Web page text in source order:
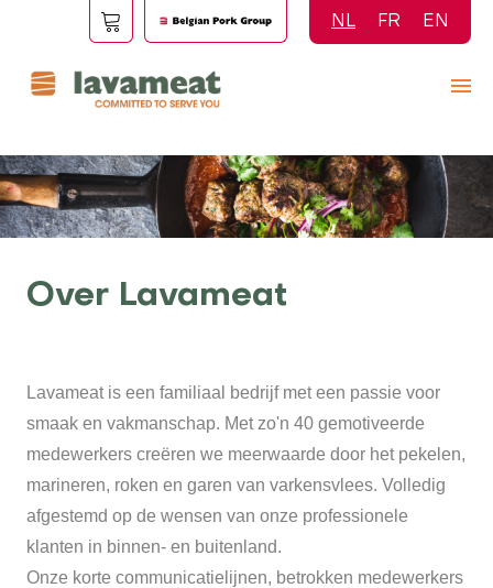
inhoud
NL FR EN
Over Lavameat
Lavameat is een familiaal bedrijf met een passie voor
smaak en vakmanschap. Met zo'n 40 gemotiveerde
medewerkers creëren we meerwaarde door het pekelen,
marineren, roken en garen van varkensvlees. Volledig
afgestemd op de wensen van onze professionele
klanten in binnen- en buitenland.
Onze korte communicatielijnen, betrokken medewerkers